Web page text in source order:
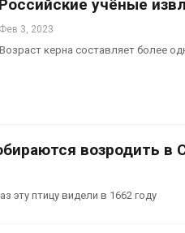
Российские учёные
Фев 3, 2023
Возраст керна составляет более
возродить в
эту птицу видели в 1662 году